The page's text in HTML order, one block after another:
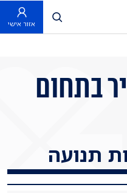
פתח חיפוש
אזור אישי
בתחום
תנועה